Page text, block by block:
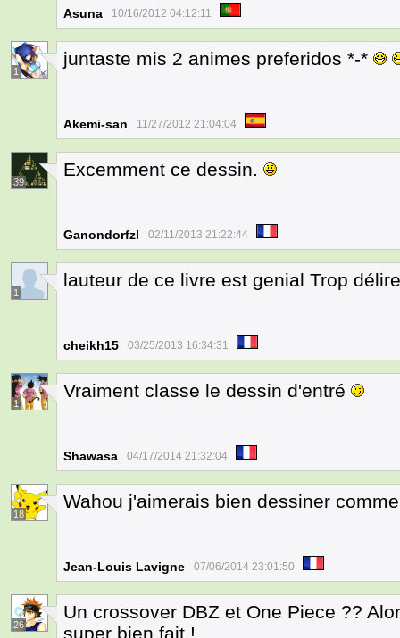
Asuna 10/16/2012 04:12:11
1
juntaste mis 2 animes preferidos *-*
Akemi-san 11/27/2012 21:04:04
39
Excemment ce dessin.
Ganondorfzl 02/11/2013 21:22:44
1
lauteur de ce livre est genial Trop délire
cheikh15 03/25/2013 16:34:31
1
Vraiment classe le dessin d'entré
Shawasa 04/17/2014 21:32:04
18
Wahou j'aimerais bien dessiner
Jean-Louis Lavigne 07/06/2014 23:01:50
26
Un crossover DBZ et One Piece ??
super bien fait !